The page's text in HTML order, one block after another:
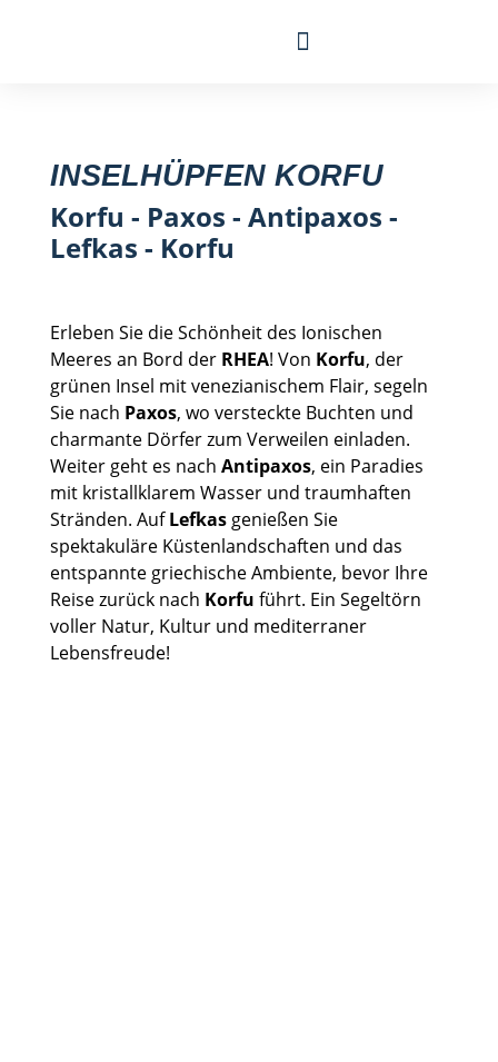
INSELHÜPFEN KORFU
Korfu - Paxos - Antipaxos -
Lefkas - Korfu
Erleben Sie die Schönheit des Ionischen
Meeres an Bord der RHEA! Von Korfu, der
grünen Insel mit venezianischem Flair, segeln
Sie nach Paxos, wo versteckte Buchten und
charmante Dörfer zum Verweilen einladen.
Weiter geht es nach Antipaxos, ein Paradies
mit kristallklarem Wasser und traumhaften
Stränden. AufLefkasgenießen Sie
spektakuläre Küstenlandschaften und das
entspannte griechische Ambiente, bevor Ihre
Reise zurück nach Korfu führt. Ein Segeltörn
voller Natur, Kultur und mediterraner
Lebensfreude!